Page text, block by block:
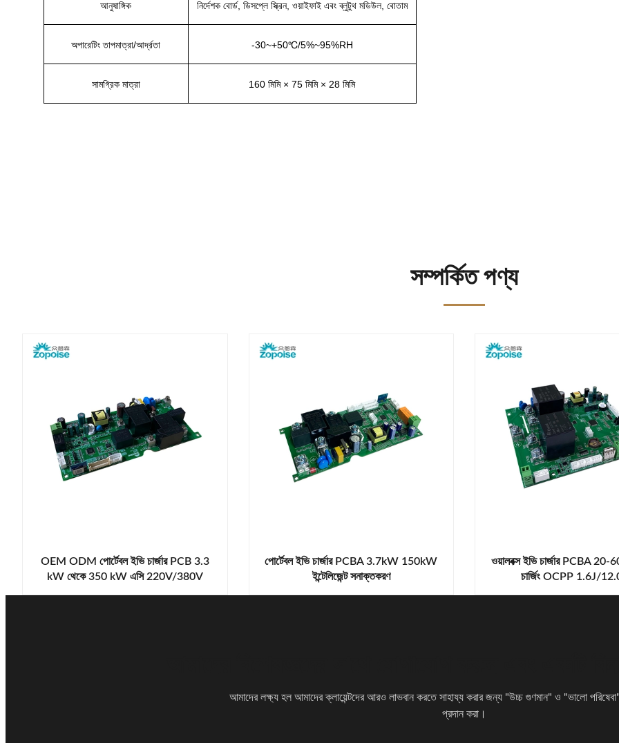
আনুষাঙ্গিক নির্দেশক বোর্ড, ডিসপ্লে স্ক্রিন, ওয়াইফাই এবং ব্লুটুথ মডিউল, বোতাম
অপারেটিং তাপমাত্রা/আর্দ্রতা -30~+50℃/5%~95%RH
সামগ্রিক মাত্রা 160 মিমি × 75 মিমি × 28 মিমি
সম্পর্কিত পণ্য
OEM ODM পোর্টেবল ইভি চার্জার PCB 3.3
kW থেকে 350 kW এসি 220V/380V
পোর্টেবল ইভি চার্জার PCBA 3.7kW 150kW
ইন্টেলিজেন্ট সনাক্তকরণ
ওয়ালবক্স ইভি চার্জার PCBA 20-
চার্জিং OCPP 1.6J/
আমাদের লক্ষ্য হল আমাদের ক্লায়েন্টদের আরও লাভবান করতে সাহায্য করার জন্য "উচ্চ গুণমান" ও "ভালো
প্রদান করা।